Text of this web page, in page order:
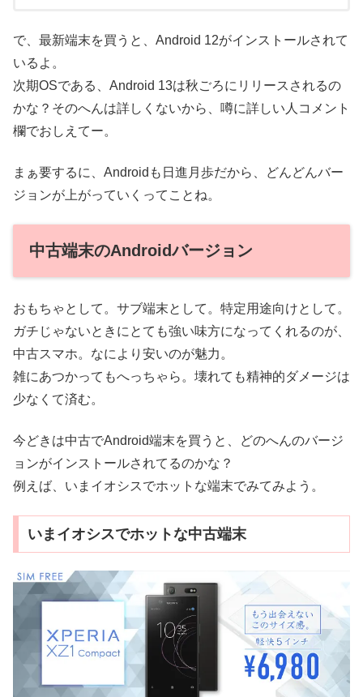
で、最新端末を買うと、Android 12がインストールされて
いるよ。
次期OSである、Android 13は秋ごろにリリースされるの
かな？そのへんは詳しくないから、噂に詳しい人コメント
欄でおしえてー。
まぁ要するに、Androidも日進月歩だから、どんどんバー
ジョンが上がっていくってことね。
中古端末のAndroidバージョン
おもちゃとして。サブ端末として。特定用途向けとして。
ガチじゃないときにとても強い味方になってくれるのが、
中古スマホ。なにより安いのが魅力。
雑にあつかってもへっちゃら。壊れても精神的ダメージは
少なくて済む。
今どきは中古でAndroid端末を買うと、どのへんのバージ
ョンがインストールされてるのかな？
例えば、いまイオシスでホットな端末でみてみよう。
いまイオシスでホットな中古端末